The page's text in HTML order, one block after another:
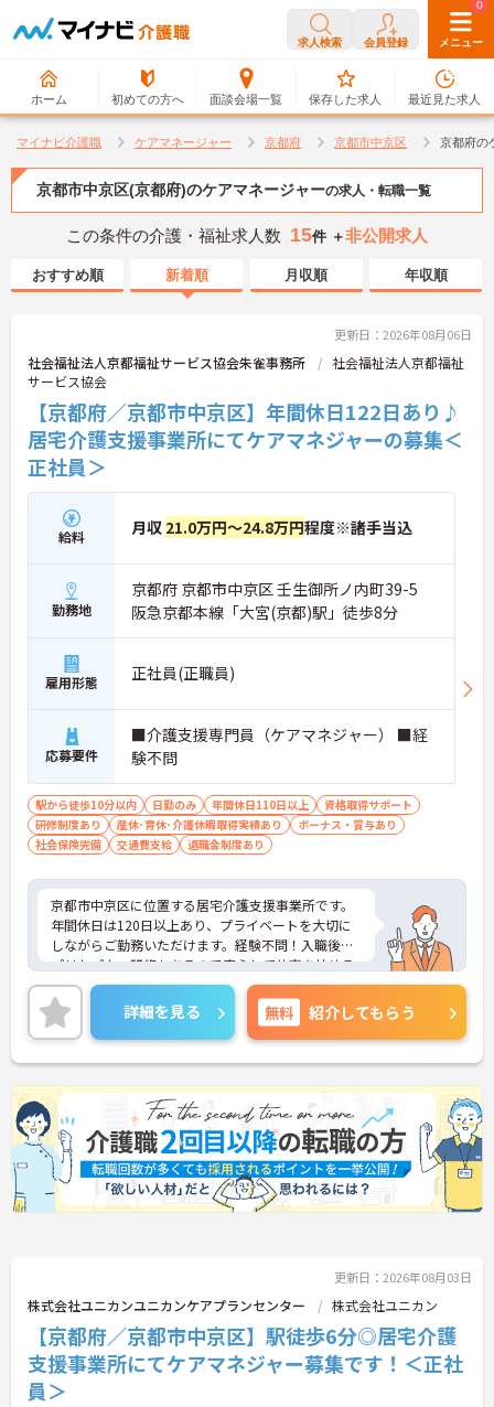
求人検索 会員登録 メニュー
ホーム 初めての方へ 面談会場一覧
0
保存した求人
0
最近見た求人
マイナビ介護職 ケアマネージャー 京都府 京都市中京区 京都府の
京都市中京区(京都府)のケアマネージャーの求人・転職一覧
この条件の介護・福祉求人数 15件 ＋非公開求人
おすすめ順 新着順 月収順 年収順
更新日：2026年08月06日
社会福祉法人京都福祉サービス協会朱雀事務所
社会福祉法人京都福祉
サービス協会
【京都府／京都市中京区】年間休日122日あり♪
居宅介護支援事業所にてケアマネジャーの募集＜
正社員＞
給料 月収 21.0万円～24.8万円程度※諸手当込
勤務地
京都府 京都市中京区 壬生御所ノ内町39-5
阪急京都本線「大宮(京都)駅」徒歩8分
雇用形態 正社員(正職員)
応募要件
■介護支援専門員（ケアマネジャー） ■経
験不問
駅から徒歩10分以内 日勤のみ 年間休日110日以上
資格取得サポート
研修制度あり
産休･育休･介護休暇取得実績あり
ボーナス・賞与あり
社会保険完備
交通費支給 退職金制度あり
京都市中京区に位置する居宅介護支援事業所です。
年間休日は120日以上あり、プライベートを大切に
しながらご勤務いただけます。経験不問！入職後の
プリセプター研修もあるので安心して仕事を始める
ことができます。ご興味をお持ちの方はお気軽にお
問い合わせください。
詳細を見る 無料 紹介してもらう
更新日：2026年08月03日
株式会社ユニカンユニカンケアプランセンター 株式会社ユニカン
【京都府／京都市中京区】駅徒歩6分◎居宅介護
支援事業所にてケアマネジャー募集です！＜正社
員＞